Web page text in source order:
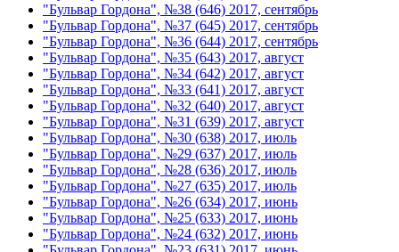
"Бульвар Гордона", №38 (646) 2017, сентябрь
"Бульвар Гордона", №37 (645) 2017, сентябрь
"Бульвар Гордона", №36 (644) 2017, сентябрь
"Бульвар Гордона", №35 (643) 2017, август
"Бульвар Гордона", №34 (642) 2017, август
"Бульвар Гордона", №33 (641) 2017, август
"Бульвар Гордона", №32 (640) 2017, август
"Бульвар Гордона", №31 (639) 2017, август
"Бульвар Гордона", №30 (638) 2017, июль
"Бульвар Гордона", №29 (637) 2017, июль
"Бульвар Гордона", №28 (636) 2017, июль
"Бульвар Гордона", №27 (635) 2017, июль
"Бульвар Гордона", №26 (634) 2017, июнь
"Бульвар Гордона", №25 (633) 2017, июнь
"Бульвар Гордона", №24 (632) 2017, июнь